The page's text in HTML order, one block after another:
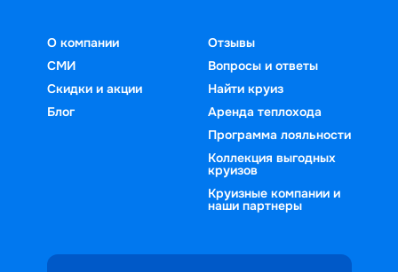
О компании
СМИ
Скидки и акции
Блог
Отзывы
Вопросы и ответы
Найти круиз
Аренда теплохода
Программа лояльности
Коллекция выгодных
круизов
Круизные компании и
наши партнеры